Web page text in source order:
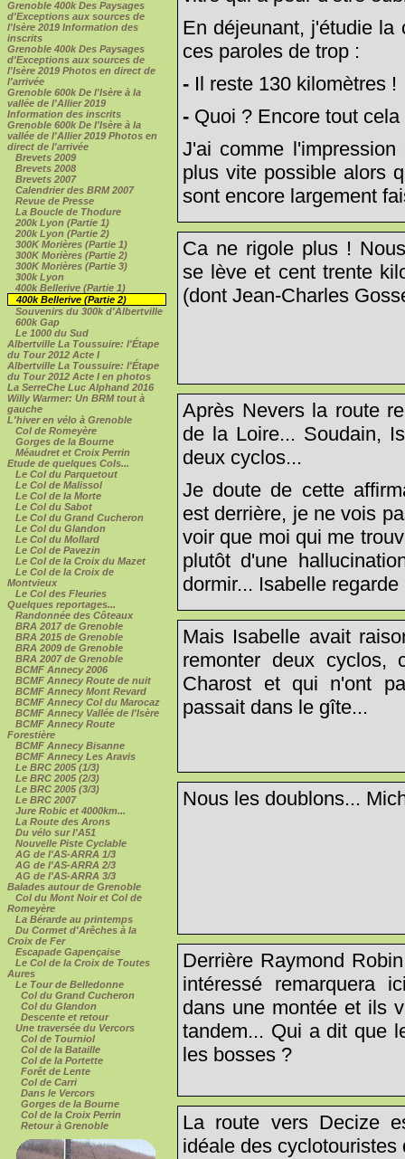
Grenoble 400k Des Paysages
d'Exceptions aux sources de
l'Isère 2019 Information des
inscrits
Grenoble 400k Des Paysages
d'Exceptions aux sources de
l'Isère 2019 Photos en direct de
l'arrivée
Grenoble 600k De l'Isère à la
vallée de l'Allier 2019
Information des inscrits
Grenoble 600k De l'Isère à la
vallée de l'Allier 2019 Photos en
direct de l'arrivée
Brevets 2009
Brevets 2008
Brevets 2007
Calendrier des BRM 2007
Revue de Presse
La Boucle de Thodure
200k Lyon (Partie 1)
200k Lyon (Partie 2)
300K Morières (Partie 1)
300K Morières (Partie 2)
300K Morières (Partie 3)
300k Lyon
400k Bellerive (Partie 1)
400k Bellerive (Partie 2)
Souvenirs du 300k d'Albertville
600k Gap
Le 1000 du Sud
Albertville La Toussuire: l'Étape
du Tour 2012 Acte I
Albertville La Toussuire: l'Étape
du Tour 2012 Acte I en photos
La SerreChe Luc Alphand 2016
Willy Warmer: Un BRM tout à
gauche
L'hiver en vélo à Grenoble
Col de Romeyère
Gorges de la Bourne
Méaudret et Croix Perrin
Etude de quelques Cols...
Le Col du Parquetout
Le Col de Malissol
Le Col de la Morte
Le Col du Sabot
Le Col du Grand Cucheron
Le Col du Glandon
Le Col du Mollard
Le Col de Pavezin
Le Col de la Croix du Mazet
Le Col de la Croix de
Montvieux
Le Col des Fleuries
Quelques reportages...
Randonnée des Côteaux
BRA 2017 de Grenoble
BRA 2015 de Grenoble
BRA 2009 de Grenoble
BRA 2007 de Grenoble
BCMF Annecy 2006
BCMF Annecy Route de nuit
BCMF Annecy Mont Revard
BCMF Annecy Col du Marocaz
BCMF Annecy Vallée de l'Isère
BCMF Annecy Route
Forestière
BCMF Annecy Bisanne
BCMF Annecy Les Aravis
Le BRC 2005 (1/3)
Le BRC 2005 (2/3)
Le BRC 2005 (3/3)
Le BRC 2007
Jure Robic et 4000km...
La Route des Arons
Du vélo sur l'A51
Nouvelle Piste Cyclable
AG de l'AS-ARRA 1/3
AG de l'AS-ARRA 2/3
AG de l'AS-ARRA 3/3
Balades autour de Grenoble
Col du Mont Noir et Col de
Romeyère
La Bérarde au printemps
Du Cormet d'Arêches à la
Croix de Fer
Escapade Gapençaise
Le Col de la Croix de Toutes
Aures
Le Tour de Belledonne
Col du Grand Cucheron
Col du Glandon
Descente et retour
Une traversée du Vercors
Col de Tourniol
Col de la Bataille
Col de la Portette
Forêt de Lente
Col de Carri
Dans le Vercors
Gorges de la Bourne
Col de la Croix Perrin
Retour à Grenoble
En déjeunant, j'étudie la
ces paroles de trop :
- Il reste 130 kilomètres !
- Quoi ? Encore tout cela
J'ai comme
plus vite possible alors
sont encore largement
Ca ne rigole plus !
se lève et cent trente
(dont Jean-Charles
Après Nevers la route
de la Loire... Soudain,
deux cyclos...
Je doute de cette
est derrière, je ne vois
voir que moi qui me
plutôt d'une
dormir... Isabelle
Mais Isabelle avait
remonter deux cyclos,
Charost et qui n'ont
passait dans le gîte...
Nous les doublons...
Derrière Raymond
intéressé remarquera
dans une montée et ils
tandem... Qui a dit que
les bosses ?
La route vers Decize
idéale des